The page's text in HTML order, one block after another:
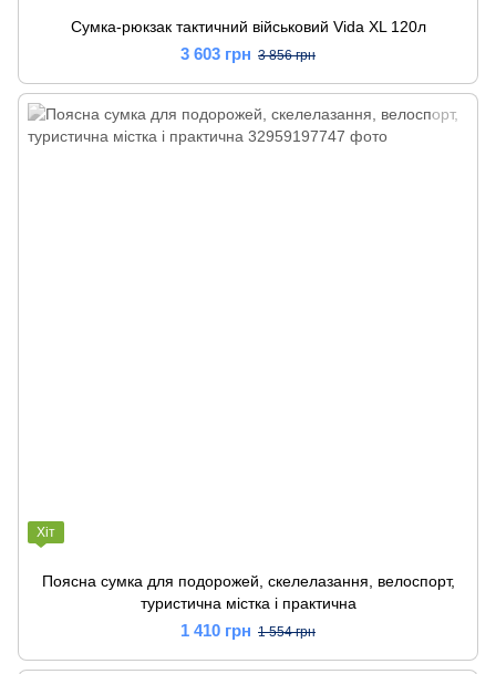
Сумка-рюкзак тактичний військовий Vida XL 120л
3 603 грн 3 856 грн
Хіт
Поясна сумка для подорожей, скелелазання, велоспорт,
туристична містка і практична
1 410 грн 1 554 грн